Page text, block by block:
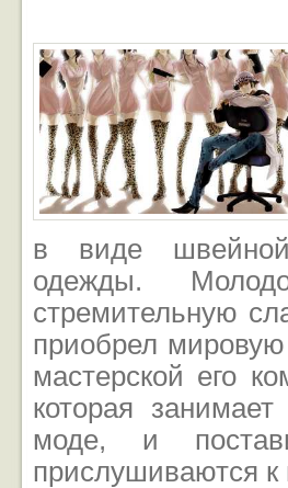
в виде швейной
одежды.
стремительную
приобрел
мастерской его
которая
моде, и
прислушиваются